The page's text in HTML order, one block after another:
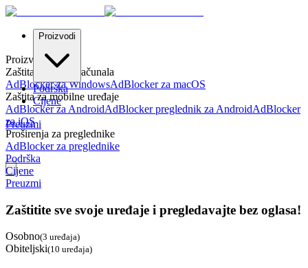
Proizvodi
Podrška
Cijene
Preuzmi
Proizvodi
Zaštita za stolna računala
AdBlocker za WindowsAdBlocker za macOS
Zaštita za mobilne uređaje
AdBlocker za AndroidAdBlocker preglednik za AndroidAdBlocker
za iOS
Proširenja za preglednike
AdBlocker za preglednike
Podrška
Cijene
Preuzmi
Zaštitite sve svoje uređaje i pregledavajte bez oglasa!
Osobno(3 uređaja)
Obiteljski(10 uređaja)